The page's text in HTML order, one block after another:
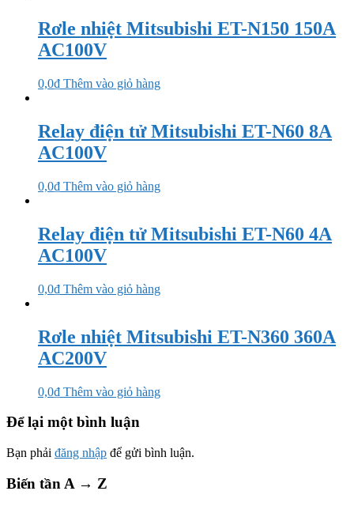
Rơle nhiệt Mitsubishi ET-N150 150A
AC100V
0,0₫ Thêm vào giỏ hàng
Relay điện tử Mitsubishi ET-N60 8A
AC100V
0,0₫ Thêm vào giỏ hàng
Relay điện tử Mitsubishi ET-N60 4A
AC100V
0,0₫ Thêm vào giỏ hàng
Rơle nhiệt Mitsubishi ET-N360 360A
AC200V
0,0₫ Thêm vào giỏ hàng
Để lại một bình luận
Bạn phải đăng nhập để gửi bình luận.
Biến tần A → Z